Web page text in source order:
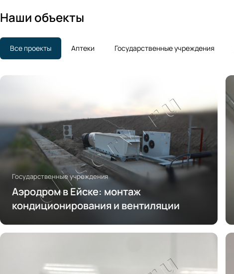
Наши объекты
Все проекты Аптеки Государственные учреждения
Государственные учреждения
Аэродром в Ейске: монтаж
кондиционирования и вентиляции